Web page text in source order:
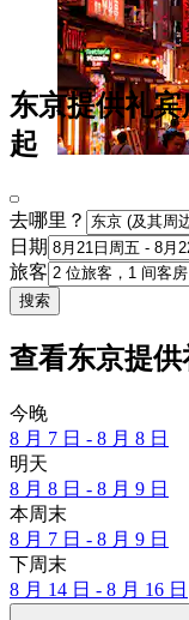
东京提供礼宾
起
去哪里？
日期
旅客
搜索
查看东京提
今晚
8 月 7 日 - 8 月 8 日
明天
8 月 8 日 - 8 月 9 日
本周末
8 月 7 日 - 8 月 9 日
下周末
8 月 14 日 - 8 月 16 日